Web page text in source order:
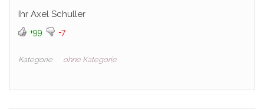
Ihr Axel Schuller
+99 -7
Kategorie ohne Kategorie